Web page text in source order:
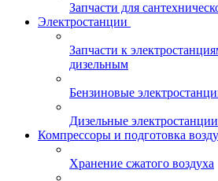
Запчасти для
Электростанции
Запчасти к
дизельным
Бензиновые
Дизельные электростанции
Компрессоры и подготовка
Хранение сжатого воздуха